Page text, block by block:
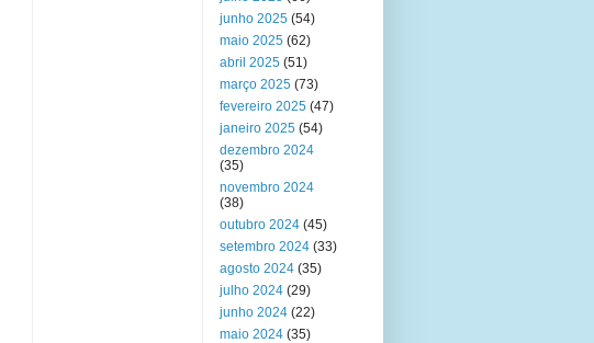
junho 2025 (54)
maio 2025 (62)
abril 2025 (51)
março 2025 (73)
fevereiro 2025 (47)
janeiro 2025 (54)
dezembro 2024
(35)
novembro 2024
(38)
outubro 2024 (45)
setembro 2024 (33)
agosto 2024 (35)
julho 2024 (29)
junho 2024 (22)
maio 2024 (35)